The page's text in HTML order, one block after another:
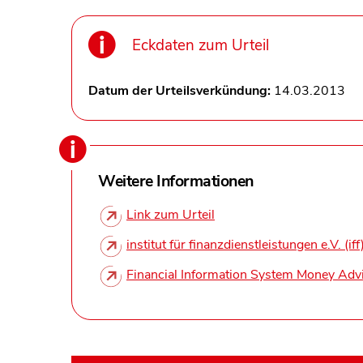
Eckdaten zum Urteil
Datum der Urteilsverkündung: 14.03.2013
Weitere Informationen
Link zum Urteil
institut für finanzdienstleistungen e.V. (iff)
Financial Information System Money